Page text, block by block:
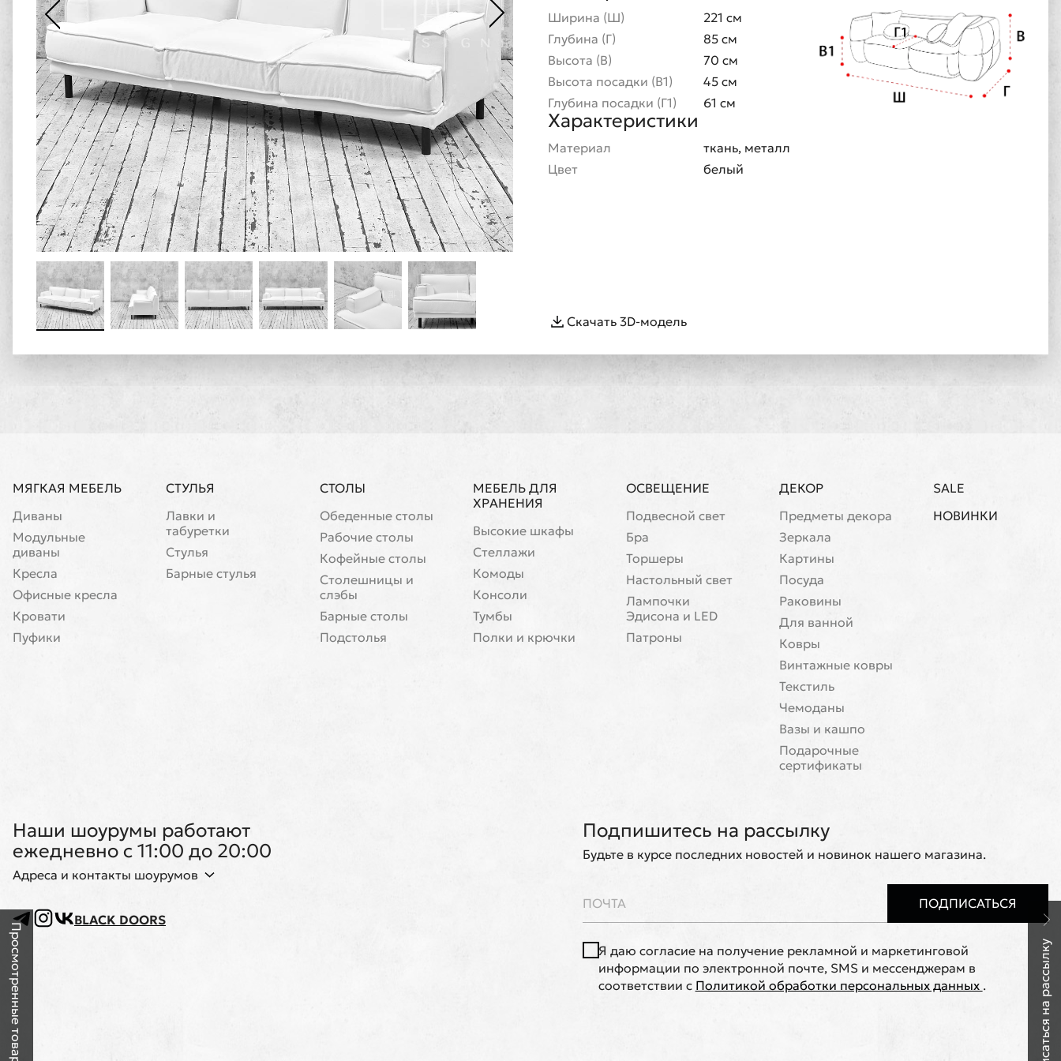
Ширина (Ш)
221 см
Глубина (Г)
85 см
Высота (В)
70 см
Высота посадки (В1)
45 см
Глубина посадки (Г1)
61 см
Характеристики
Материал
ткань, металл
Цвет
белый
Скачать 3D-модель
МЯГКАЯ МЕБЕЛЬ
Диваны
Модульные
диваны
Кресла
Офисные кресла
Кровати
Пуфики
СТУЛЬЯ
Лавки и
табуретки
Стулья
Барные стулья
СТОЛЫ
Обеденные столы
Рабочие столы
Кофейные столы
Cтолешницы и
слэбы
Барные столы
Подстолья
МЕБЕЛЬ ДЛЯ
ХРАНЕНИЯ
Высокие шкафы
Стеллажи
Комоды
Консоли
Тумбы
Полки и крючки
ОСВЕЩЕНИЕ
Подвесной свет
Бра
Торшеры
Настольный свет
Лампочки
Эдисона и LED
Патроны
ДЕКОР
Предметы декора
Зеркала
Картины
Посуда
Раковины
Для ванной
Ковры
Винтажные ковры
Текстиль
Чемоданы
Вазы и кашпо
Подарочные
сертификаты
SALE
НОВИНКИ
Наши шоурумы работают
ежедневно с 11:00 до 20:00
Адреса и контакты шоурумов
BLACK DOORS
Подпишитесь на рассылку
Будьте в курсе последних новостей и новинок нашего магазина.
ПОДПИСАТЬСЯ
Я даю согласие на получение рекламной и маркетинговой
информации по электронной почте, SMS и мессенджерам в
соответствии с Политикой обработки персональных данных . Подписаться на рассылку
Просмотренные товары